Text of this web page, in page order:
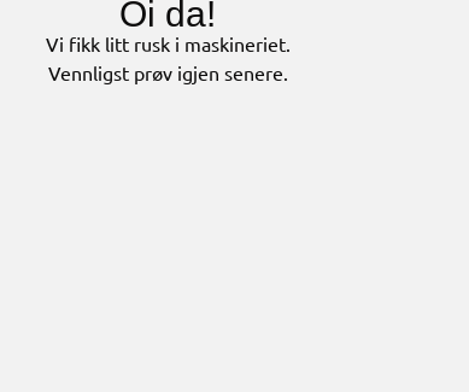
Oi da!
Vi fikk litt rusk i maskineriet.
Vennligst prøv igjen senere.